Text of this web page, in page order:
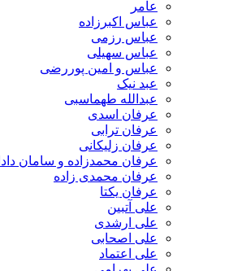
عباس اکبرزاده
عباس رزمی
عباس سهیلی
عباس و امین پوررضی
عبد نیک
عبدالله طهماسبی‎
عرفان اسدی
عرفان ترابی
عرفان زلیکانی
عرفان محمدزاده و سامان داداشی
عرفان محمدی زاده
عرفان یکتا
علی آتبین
علی ارشدی
علی اصحابی
علی اعتماد